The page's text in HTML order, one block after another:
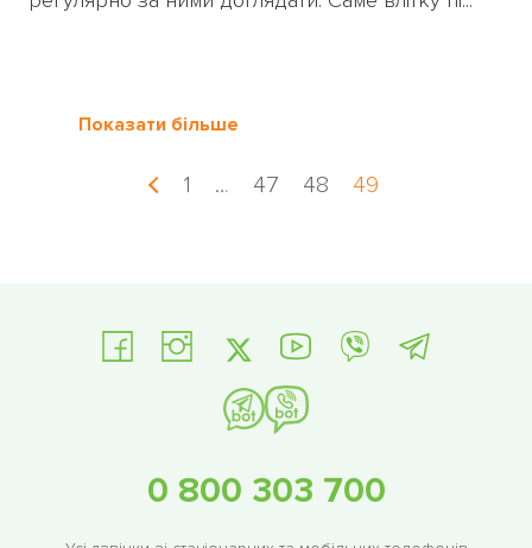
Показати більше
1 … 47 48 49
0 800 303 700